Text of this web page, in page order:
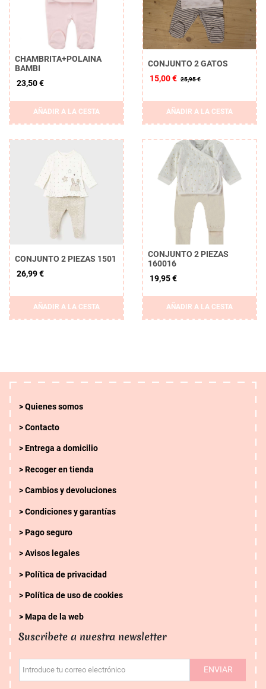
CHAMBRITA+POLAINA
BAMBI
23,50 €
AÑADIR A LA CESTA
CONJUNTO 2 GATOS
15,00 € 25,95 €
AÑADIR A LA CESTA
CONJUNTO 2 PIEZAS 1501
26,99 €
AÑADIR A LA CESTA
CONJUNTO 2 PIEZAS
160016
19,95 €
AÑADIR A LA CESTA
Quienes somos
Contacto
Entrega a domicilio
Recoger en tienda
Cambios y devoluciones
Condiciones y garantías
Pago seguro
Avisos legales
Política de privacidad
Política de uso de cookies
Mapa de la web
Suscribete a nuestra newsletter
Introduce tu correo electrónico ENVIAR